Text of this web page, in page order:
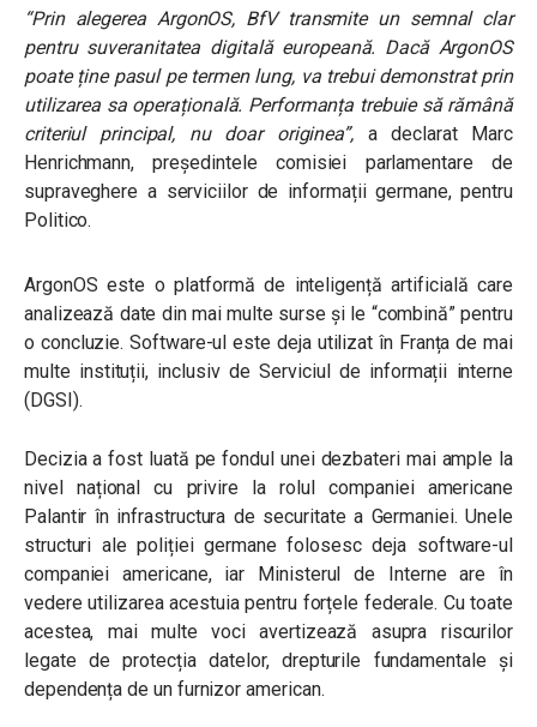
“Prin alegerea ArgonOS, BfV transmite un semnal clar
pentru suveranitatea digitală europeană. Dacă ArgonOS
poate ține pasul pe termen lung, va trebui demonstrat prin
utilizarea sa operațională. Performanța trebuie să rămână
criteriul principal, nu doar originea”, a declarat Marc
Henrichmann, președintele comisiei parlamentare de
supraveghere a serviciilor de informații germane, pentru
Politico.
ArgonOS este o platformă de inteligență artificială care
analizează date din mai multe surse și le “combină” pentru
o concluzie. Software-ul este deja utilizat în Franța de mai
multe instituții, inclusiv de Serviciul de informații interne
(DGSI).
Decizia a fost luată pe fondul unei dezbateri mai ample la
nivel național cu privire la rolul companiei americane
Palantir în infrastructura de securitate a Germaniei. Unele
structuri ale poliției germane folosesc deja software-ul
companiei americane, iar Ministerul de Interne are în
vedere utilizarea acestuia pentru forțele federale. Cu toate
acestea, mai multe voci avertizează asupra riscurilor
legate de protecția datelor, drepturile fundamentale și
dependența de un furnizor american.